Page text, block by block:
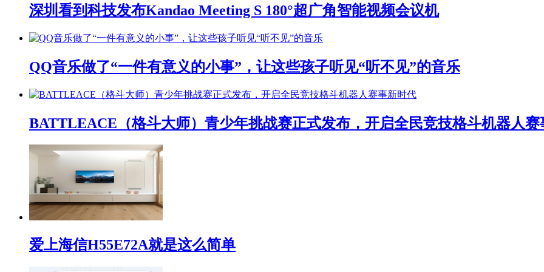
深圳看到科技发布Kandao Meeting S 180°超广角智能视频会议机
QQ音乐做了“一件有意义的小事”，让这些孩子听见“听不见”的音乐
BATTLEACE（格斗大师）青少年挑战赛正式发布，开启全民竞技格斗机器人赛
爱上海信H55E72A就是这么简单